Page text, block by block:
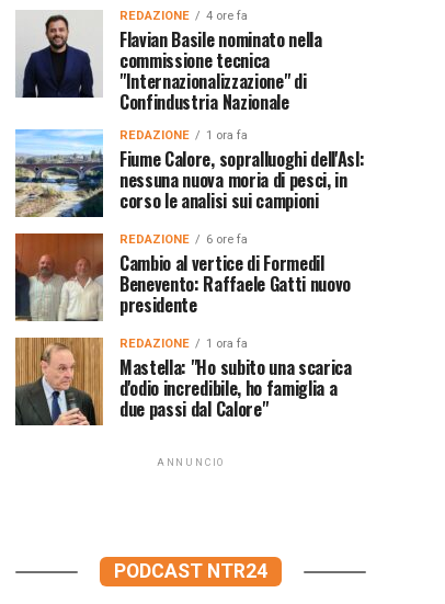
REDAZIONE 4 ore fa
Flavian Basile nominato nella
commissione tecnica
"Internazionalizzazione" di
Confindustria Nazionale
REDAZIONE 1 ora fa
Fiume Calore, sopralluoghi dell'Asl:
nessuna nuova moria di pesci, in
corso le analisi sui campioni
REDAZIONE 6 ore fa
Cambio al vertice di Formedil
Benevento: Raffaele Gatti nuovo
presidente
REDAZIONE 1 ora fa
Mastella: "Ho subito una scarica
d'odio incredibile, ho famiglia a
due passi dal Calore"
ANNUNCIO
PODCAST NTR24